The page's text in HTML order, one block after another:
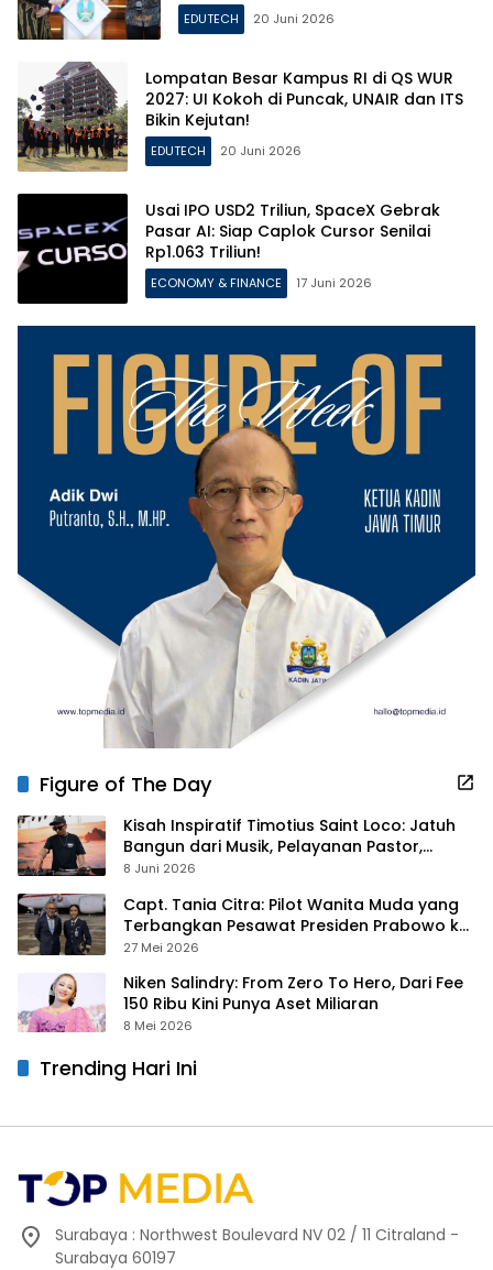
EDUTECH 20 Juni 2026
Lompatan Besar Kampus RI di QS WUR
2027: UI Kokoh di Puncak, UNAIR dan ITS
Bikin Kejutan!
EDUTECH 20 Juni 2026
Usai IPO USD2 Triliun, SpaceX Gebrak
Pasar AI: Siap Caplok Cursor Senilai
Rp1.063 Triliun!
ECONOMY & FINANCE 17 Juni 2026
Figure of The Day
Kisah Inspiratif Timotius Saint Loco: Jatuh
Bangun dari Musik, Pelayanan Pastor,
hingga Gurita Bisnis Sambal Babon
8 Juni 2026
Capt. Tania Citra: Pilot Wanita Muda yang
Terbangkan Pesawat Presiden Prabowo ke
Prancis
27 Mei 2026
Niken Salindry: From Zero To Hero, Dari Fee
150 Ribu Kini Punya Aset Miliaran
8 Mei 2026
Trending Hari Ini
Surabaya : Northwest Boulevard NV 02 / 11 Citraland -
Surabaya 60197